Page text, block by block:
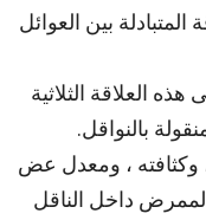
بين العوائل
العلاقة الثلاثية
بالنواقل.
، وكثافته ، ومعدل عض
داخل الناقل